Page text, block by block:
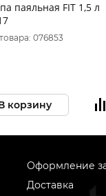
паяльная FIT 1,5 л
076853
корзину
Оформление
Доставка